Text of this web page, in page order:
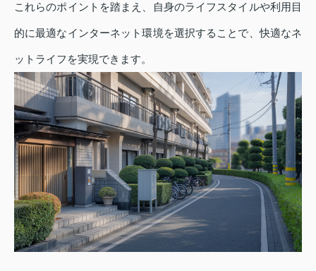
これらのポイントを踏まえ、自身のライフスタイルや利用目
的に最適なインターネット環境を選択することで、快適なネ
ットライフを実現できます。